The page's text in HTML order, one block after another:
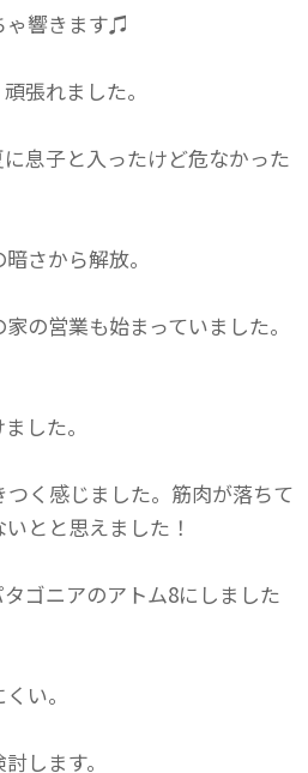
ゃ響きます♫
張れました。
息子と入ったけど危なかった
さから解放。
の営業も始まっていました。
した。
く感じました。筋肉が落ちて
とと思えました！
ゴニアのアトム8にしました
い。
します。